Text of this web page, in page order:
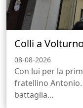
Colli a
08-08-2026
Con lui per la
fratellino Antonio.
battaglia...